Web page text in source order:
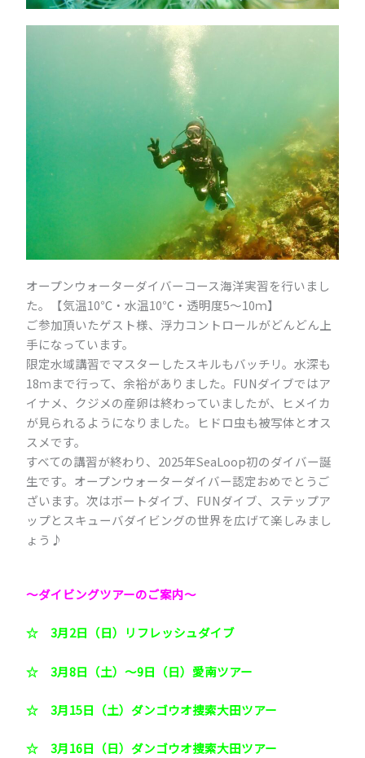
オープンウォーターダイバーコース海洋実習を行いまし
た。【気温10℃・水温10℃・透明度5～10ｍ】
ご参加頂いたゲスト様、浮力コントロールがどんどん上
手になっています。
限定水域講習でマスターしたスキルもバッチリ。水深も
18ｍまで行って、余裕がありました。FUNダイブではア
イナメ、クジメの産卵は終わっていましたが、ヒメイカ
が見られるようになりました。ヒドロ虫も被写体とオス
スメです。
すべての講習が終わり、2025年SeaLoop初のダイバー誕
生です。オープンウォーターダイバー認定おめでとうご
ざいます。次はボートダイブ、FUNダイブ、ステップア
ップとスキューバダイビングの世界を広げて楽しみまし
ょう♪
～ダイビングツアーのご案内～
☆ 3月2日（日）リフレッシュダイブ
☆ 3月8日（土）～9日（日）愛南ツアー
☆ 3月15日（土）ダンゴウオ捜索大田ツアー
☆ 3月16日（日）ダンゴウオ捜索大田ツアー